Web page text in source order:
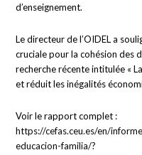
d’enseignement.
Le directeur de l’OIDEL a
cruciale pour la cohésion des
recherche récente intitulée «
et réduit les inégalités
Voir le rapport complet :
https://cefas.ceu.es/en/
educacion-familia/?